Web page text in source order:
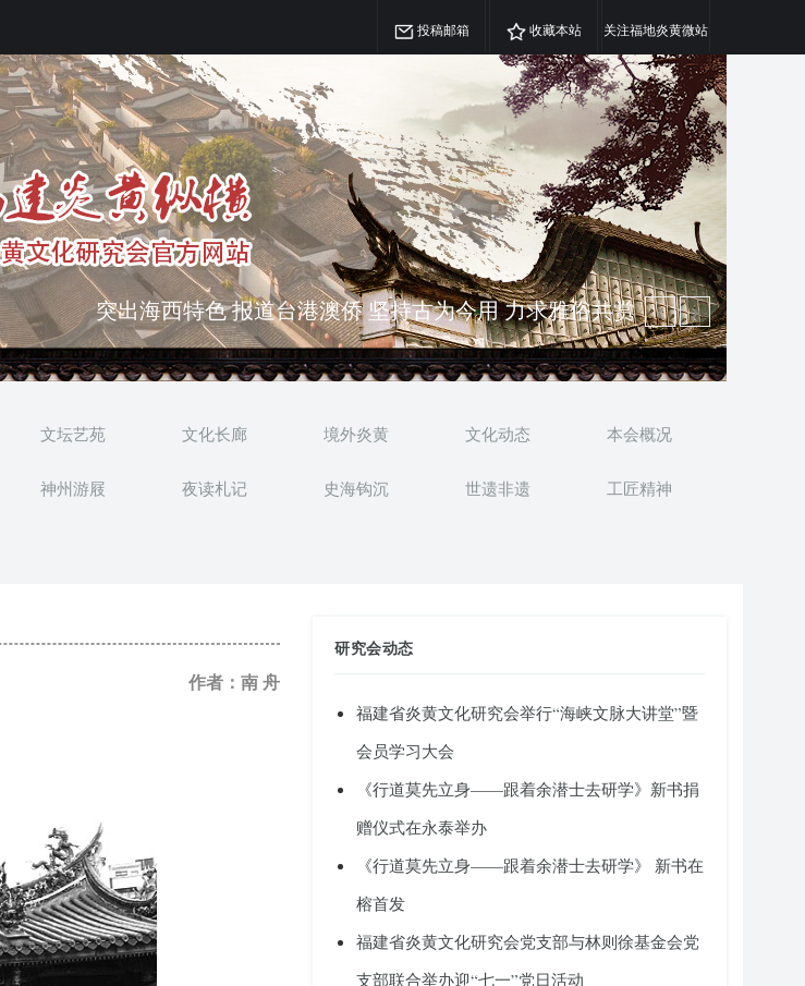
投稿邮箱 收藏本站 关注福地炎黄微站
突出海西特色 报道台港澳侨 坚持古为今用 力求雅俗共赏
弘扬优秀文化 振奋民族精神 介绍民族瑰宝 宣传中华精英
文坛艺苑 文化长廊 境外炎黄 文化动态 本会概况
神州游屐 夜读札记 史海钩沉 世遗非遗 工匠精神
作者：南 舟
研究会动态
福建省炎黄文化研究会举行“海峡文脉大讲堂”暨
会员学习大会
《行道莫先立身——跟着余潜士去研学》新书捐
赠仪式在永泰举办
《行道莫先立身——跟着余潜士去研学》 新书在
榕首发
福建省炎黄文化研究会党支部与林则徐基金会党
支部联合举办迎“七一”党日活动